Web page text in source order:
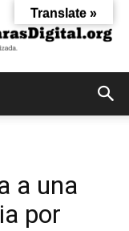
a una
por
Translate »